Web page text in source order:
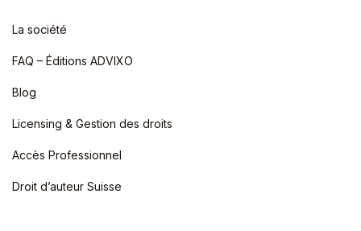
La société
FAQ – Éditions ADVIXO
Blog
Licensing & Gestion des droits
Accès Professionnel
Droit d’auteur Suisse